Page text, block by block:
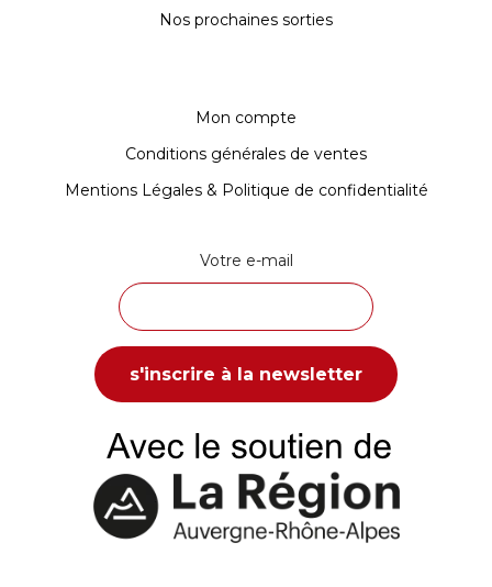
Nos prochaines sorties
Mon compte
Conditions générales de ventes
Mentions Légales & Politique de confidentialité
Votre e-mail